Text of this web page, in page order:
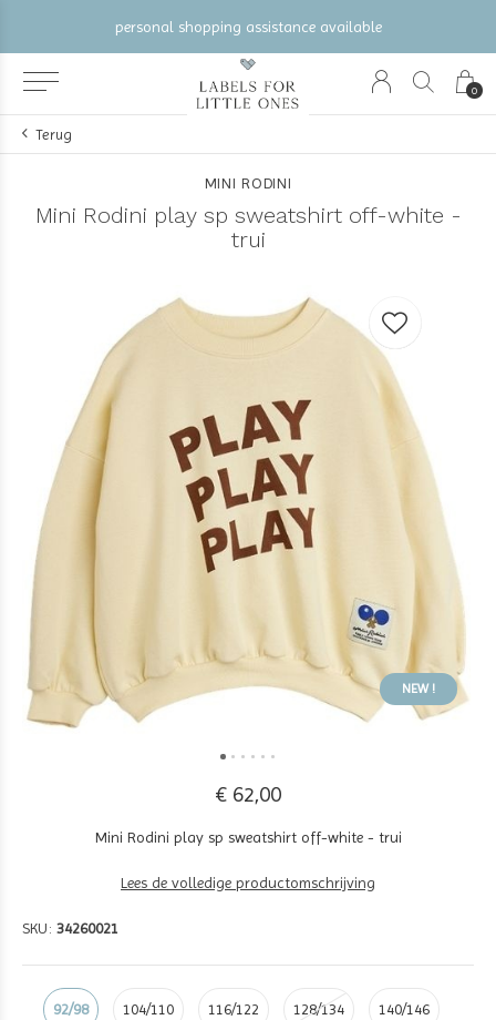
0
personal shopping assistance available
Terug
MINI RODINI
Mini Rodini play sp sweatshirt off-white -
trui
NEW !
€ 62,00
Mini Rodini play sp sweatshirt off-white - trui
Lees de volledige productomschrijving
SKU: 34260021
92/98 104/110 116/122 128/134 140/146